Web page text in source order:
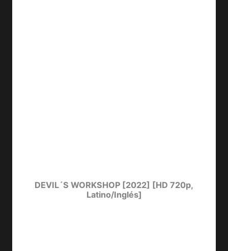
DEVIL´S WORKSHOP [2022] [HD 720p,
Latino/Inglés]